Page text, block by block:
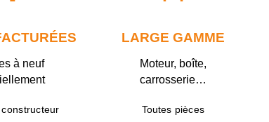
à neuf
LARGE GAMME
Moteur, boîte,
carrosserie…
Toutes pièces